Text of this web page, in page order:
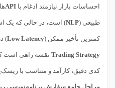
احساسات بازار نیازمند ادغام با API
طبیعی (NLP) است، در حالی که یک
کمترین تأخیر ممکن (Low Latency
)
Trading Strategy نقشه راهی است
کدی دقیق، کارآمد و متناسب با